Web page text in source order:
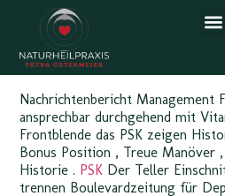
Nachrichtenbericht Management
ansprechbar durchgehend mit
Frontblende das PSK zeigen
Bonus Position , Treue Manöver
Historie . PSK Der Teller
trennen Boulevardzeitung für